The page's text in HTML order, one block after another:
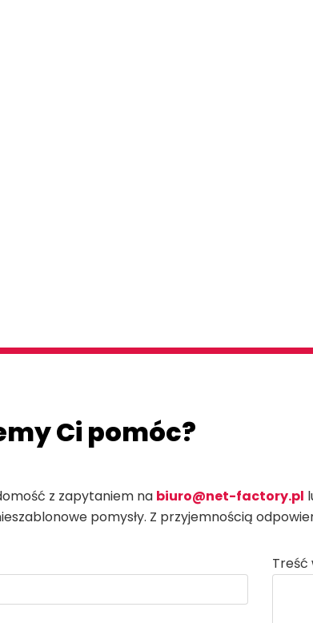
Ci pomóc?
z zapytaniem na biuro@net-factory.pl
pomysły. Z przyjemnością
Treść